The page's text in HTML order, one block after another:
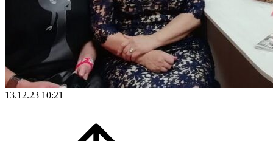
13.12.23 10:21